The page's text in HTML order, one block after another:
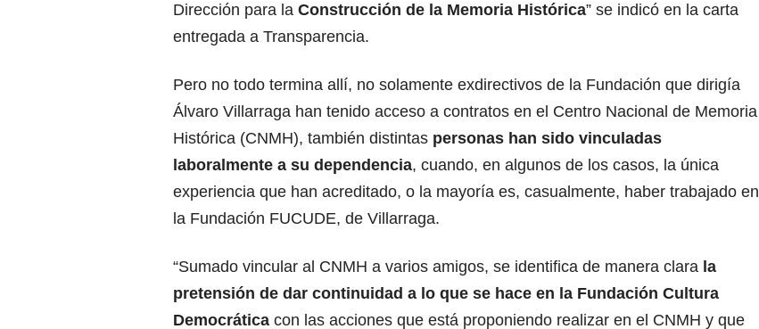
Dirección para la Construcción de la Memoria Histórica” se indicó en la carta
entregada a Transparencia.
Pero no todo termina allí, no solamente exdirectivos de la Fundación que dirigía
Álvaro Villarraga han tenido acceso a contratos en el Centro Nacional de Memoria
Histórica (CNMH), también distintas personas han sido vinculadas
laboralmente a su dependencia, cuando, en algunos de los casos, la única
experiencia que han acreditado, o la mayoría es, casualmente, haber trabajado en
la Fundación FUCUDE, de Villarraga.
“Sumado vincular al CNMH a varios amigos, se identifica de manera clara la
pretensión de dar continuidad a lo que se hace en la Fundación Cultura
Democrática con las acciones que está proponiendo realizar en el CNMH y que